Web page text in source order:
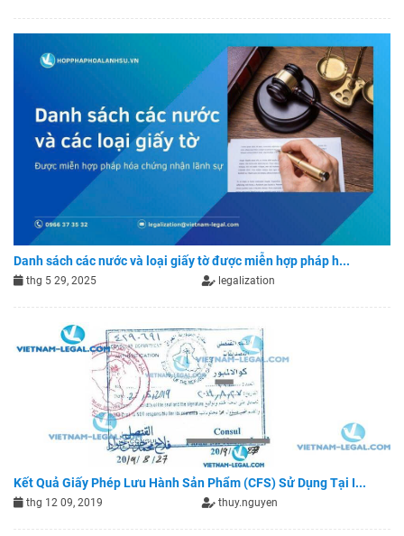
Danh sách các nước và loại giấy tờ được miễn hợp pháp h...
thg 5 29, 2025 legalization
Kết Quả Giấy Phép Lưu Hành Sản Phẩm (CFS) Sử Dụng Tại I...
thg 12 09, 2019 thuy.nguyen